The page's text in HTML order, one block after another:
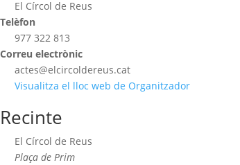
El Círcol de Reus
Telèfon
977 322 813
Correu electrònic
actes@elcircoldereus.cat
Visualitza el lloc web de Organitzador
Recinte
El Círcol de Reus
Plaça de Prim